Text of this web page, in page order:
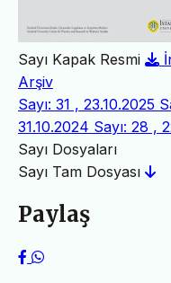
Sayı Kapak Resmi
Arşiv
Sayı: 31 , 23.10.2025
31.10.2024 Sayı: 28 ,
Sayı Dosyaları
Sayı Tam Dosyası
Paylaş